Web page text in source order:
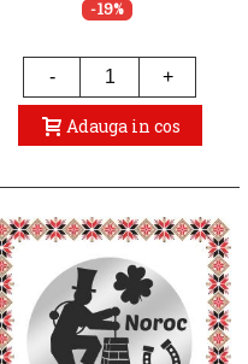
-19%
- +
Adauga in cos